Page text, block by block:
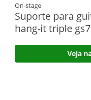
On-stage
Suporte para
hang-it triple
Veja